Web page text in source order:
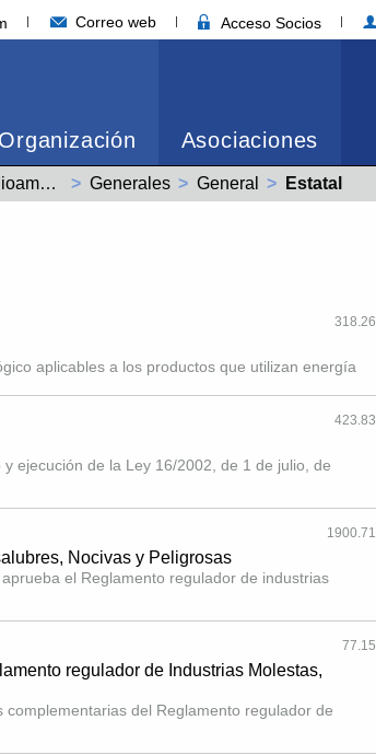
Correo web Acceso Socios
Organización Asociaciones
Legislación Medioambiental Generales General Actual:
Estatal
318.26
aplicables a los productos que utilizan energía
423.83
ejecución de la Ley 16/2002, de 1 de julio, de
1900.71
Nocivas y Peligrosas
el Reglamento regulador de industrias
77.15
regulador de Industrias Molestas,
del Reglamento regulador de